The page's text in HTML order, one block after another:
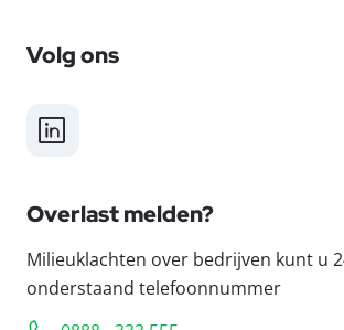
Volg ons
LinkedIn
Overlast melden?
Milieuklachten over bedrijven kunt u
onderstaand telefoonnummer